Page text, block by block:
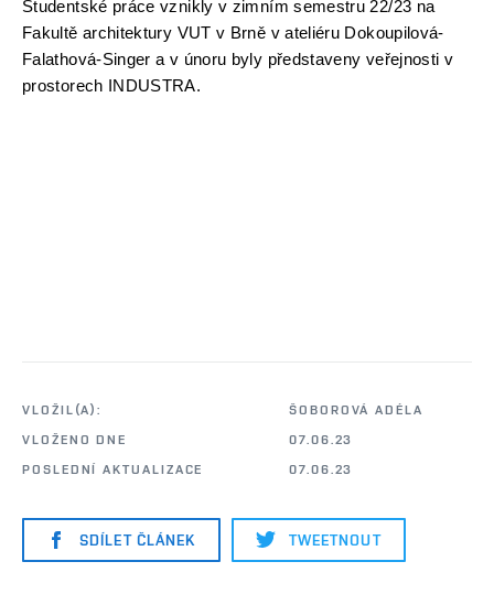
Studentské práce vznikly v zimním semestru 22/23 na
Fakultě architektury VUT v Brně v ateliéru Dokoupilová-
Falathová-Singer a v únoru byly představeny veřejnosti v
prostorech INDUSTRA.
VLOŽIL(A):
ŠOBOROVÁ ADÉLA
VLOŽENO DNE
07.06.23
POSLEDNÍ AKTUALIZACE
07.06.23
SDÍLET ČLÁNEK TWEETNOUT